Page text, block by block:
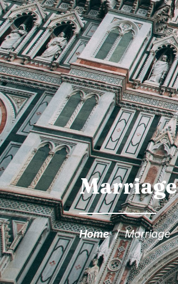
Marriage
Home/Marriage